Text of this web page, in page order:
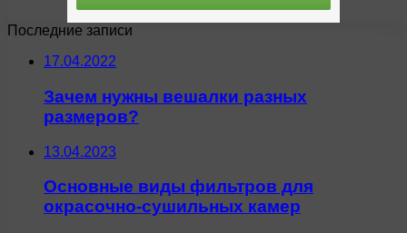
Последние записи
17.04.2022
Зачем нужны вешалки разных
размеров?
13.04.2023
Основные виды фильтров для
окрасочно-сушильных камер